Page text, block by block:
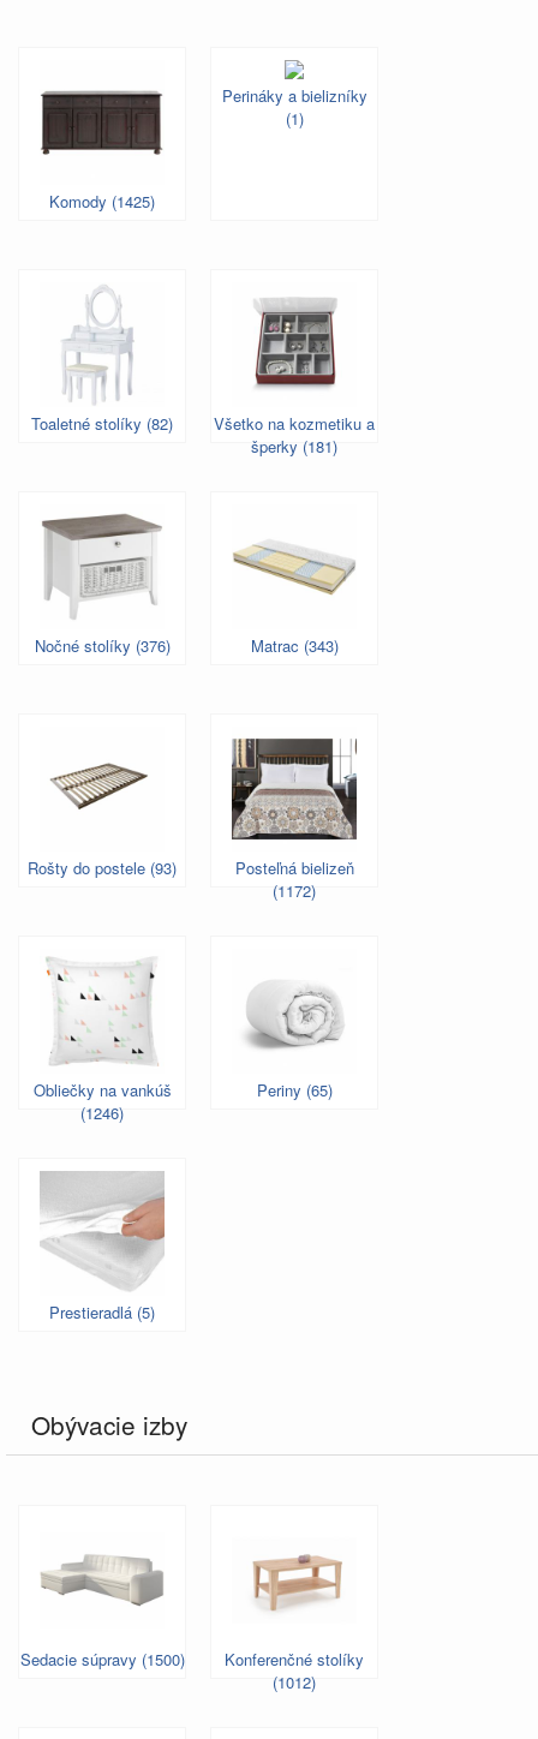
Komody (1425)
Perináky a bielizníky
(1)
Toaletné stolíky (82)
Všetko na kozmetiku a
šperky (181)
Nočné stolíky (376) Matrac (343)
Rošty do postele (93)
Posteľná bielizeň
(1172)
Obliečky na vankúš
(1246)
Periny (65)
Prestieradlá (5)
Obývacie izby
Sedacie súpravy (1500)
Konferenčné stolíky
(1012)